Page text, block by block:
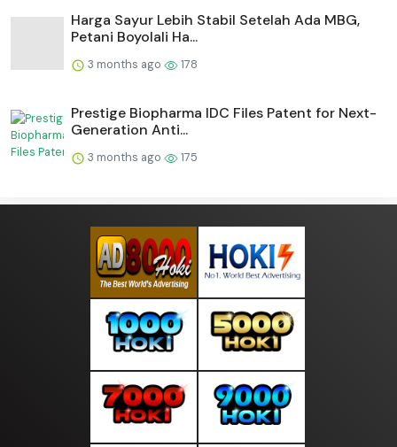
Harga Sayur Lebih Stabil Setelah Ada MBG,
Petani Boyolali Ha...
3 months ago 178
Prestige Biopharma IDC Files Patent for Next-
Generation Anti...
3 months ago 175